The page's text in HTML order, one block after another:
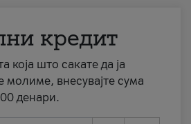
кредит
која што сакате да ја
молиме, внесувајте сума
денари.